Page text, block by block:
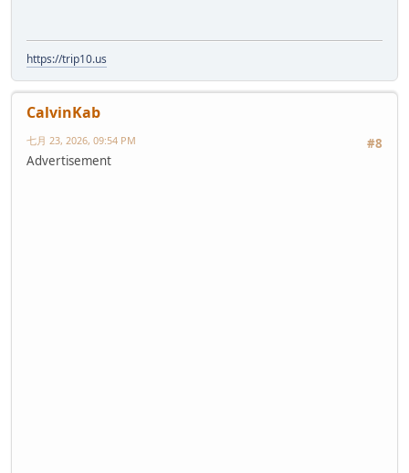
https://trip10.us
CalvinKab
#8
七月 23, 2026, 09:54 PM
Advertisement